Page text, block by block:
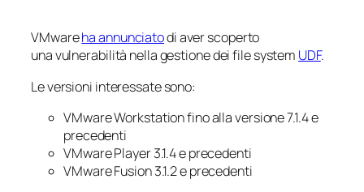
VMwareha annunciatodi aver scoperto
una vulnerabilità nella gestione dei file system UDF.
Le versioni interessate sono:
VMware Workstation fino alla versione 7.1.4 e
precedenti
VMware Player 3.1.4 e precedenti
VMware Fusion 3.1.2 e precedenti